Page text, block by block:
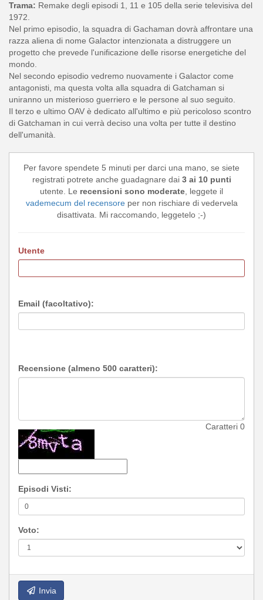
Trama: Remake degli episodi 1, 11 e 105 della serie televisiva del
1972.
Nel primo episodio, la squadra di Gachaman dovrà affrontare una
razza aliena di nome Galactor intenzionata a distruggere un
progetto che prevede l'unificazione delle risorse energetiche del
mondo.
Nel secondo episodio vedremo nuovamente i Galactor come
antagonisti, ma questa volta alla squadra di Gatchaman si
uniranno un misterioso guerriero e le persone al suo seguito.
Il terzo e ultimo OAV è dedicato all'ultimo e più pericoloso scontro
di Gatchaman in cui verrà deciso una volta per tutte il destino
dell'umanità.
Per favore spendete 5 minuti per darci una mano, se siete
registrati potrete anche guadagnare dai 3 ai 10 punti
utente. Le recensioni sono moderate, leggete il
vademecum del recensoreper non rischiare di vedervela
disattivata. Mi raccomando, leggetelo ;-)
Utente
Email (facoltativo):
Recensione (almeno 500 caratteri):
Caratteri 0
Episodi Visti:
Voto:
Invia